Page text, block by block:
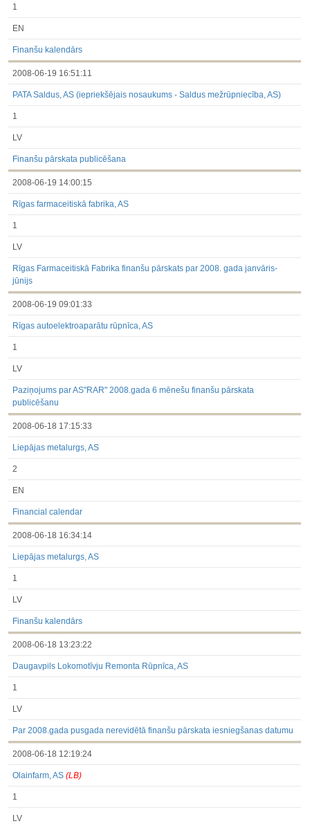
1
EN
Finanšu kalendārs
2008-06-19 16:51:11
PATA Saldus, AS (iepriekšējais nosaukums - Saldus mežrūpniecība, AS)
1
LV
Finanšu pārskata publicēšana
2008-06-19 14:00:15
Rīgas farmaceitiskā fabrika, AS
1
LV
Rīgas Farmaceitiskā Fabrika finanšu pārskats par 2008. gada janvāris-
jūnijs
2008-06-19 09:01:33
Rīgas autoelektroaparātu rūpnīca, AS
1
LV
Paziņojums par AS"RAR" 2008.gada 6 mēnešu finanšu pārskata
publicēšanu
2008-06-18 17:15:33
Liepājas metalurgs, AS
2
EN
Financial calendar
2008-06-18 16:34:14
Liepājas metalurgs, AS
1
LV
Finanšu kalendārs
2008-06-18 13:23:22
Daugavpils Lokomotīvju Remonta Rūpnīca, AS
1
LV
Par 2008.gada pusgada nerevidētā finanšu pārskata iesniegšanas datumu
2008-06-18 12:19:24
Olainfarm, AS(LB)
1
LV